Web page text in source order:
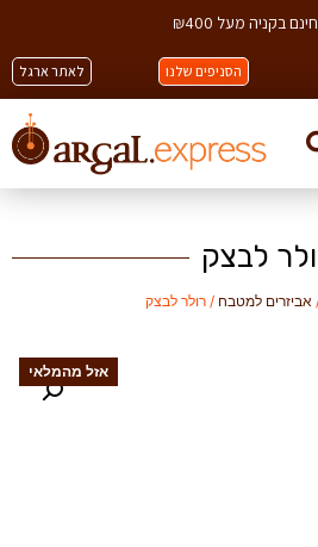
בקניה מעל ₪400
הסניפים שלנו לאתר ארגל
לבצק
אביזרים למטבח / רולר לבצק
אזל מהמלאי